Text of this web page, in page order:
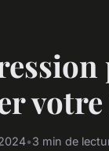
•3 min de